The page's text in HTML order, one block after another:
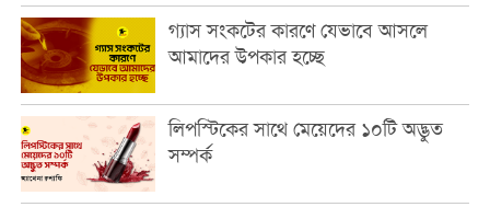
গ্যাস সংকটের কারণে যেভাবে আসলে
আমাদের উপকার হচ্ছে
লিপস্টিকের সাথে মেয়েদের ১০টি অদ্ভুত
সম্পর্ক